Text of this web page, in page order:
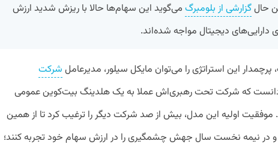
حالگزارشی از بلومبرگ می‌گوید این سهام‌ها حالا با ریزش شدید ارزش
دارایی‌های دیجیتال مواجه شده‌اند.
این استراتژی را می‌توان مایکل سیلور، مدیرعامل شرکت
که شرکت تحت رهبری‌اش عملا به یک هلدینگ بیت‌کوین عمومی
اولیه این مدل، بیش از صد شرکت دیگر را ترغیب کرد تا از همین
و در نیمه نخست سال جهش چشمگیری را در ارزش سهام خود تجربه کنند؛